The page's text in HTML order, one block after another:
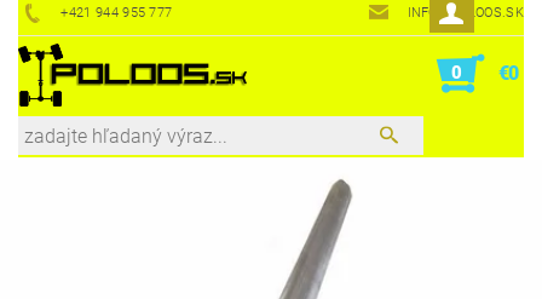
+421 944 955 777 INFO@POLOOS.SK
0 €0